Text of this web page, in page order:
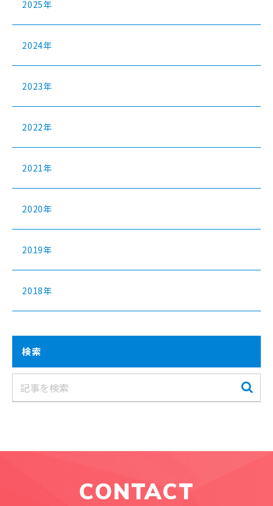
2025年
2024年
2023年
2022年
2021年
2020年
2019年
2018年
検索
CONTACT